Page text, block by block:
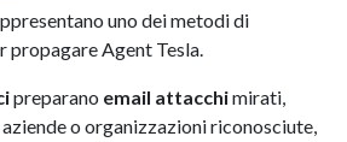
uno dei metodi di
propagare Agent Tesla.
preparano email attacchimirati,
o organizzazioni riconosciute,